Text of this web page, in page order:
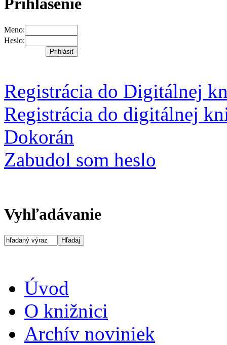
Prihlásenie
Meno:
Heslo:
Registrácia do Digitálnej
Registrácia do digitálnej
Dokorán
Zabudol som heslo
Vyhľadávanie
Úvod
O knižnici
Archív noviniek